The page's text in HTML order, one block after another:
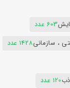
603 عدد
، سازمانی1428 عدد
120 عدد